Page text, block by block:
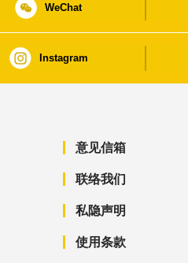
WeChat
Instagram
意见信箱
联络我们
私隐声明
使用条款